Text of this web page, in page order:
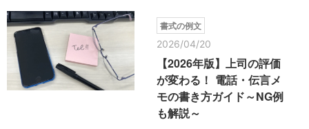
書式の例文
2026/04/20
【2026年版】上司の評価
が変わる！ 電話・伝言メ
モの書き方ガイド～NG例
も解説～